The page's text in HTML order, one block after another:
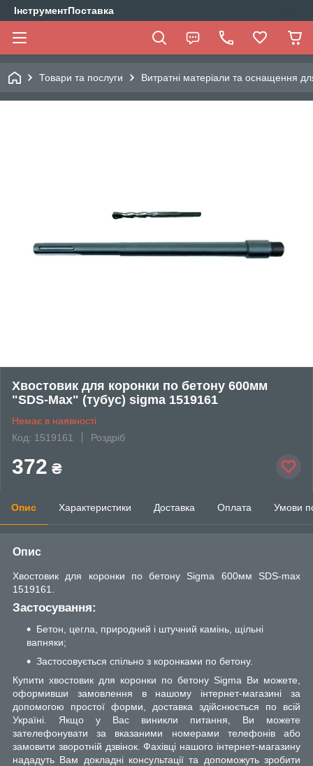
ІнструментПоставка
Товари та послуги Витратні матеріали та оснащення
Хвостовик для коронки по бетону 600мм
"SDS-Max" (тубус) sigma 1519161
Немає в наявності
Код: 1519161
Роздріб
372 ₴
Опис Характеристики Доставка Оплата Умови
Опис
Хвостовик для коронки по бетону Sigma 600мм SDS-max
1519161.
Застосування:
Бетон, цегла, природний і штучний камінь, щільні
вапняки;
Застосовується спільно з коронками по бетону.
Купити хвостовик для коронки по бетону Sigma Ви можете,
оформивши замовлення в нашому інтернет-магазині за
допомогою простої форми, доставка здійснюється по всій
Україні. Якщо у Вас виникли питання, Ви можете
зателефонувати за вказаними номерами телефонів або
замовити зворотній дзвінок. Фахівці нашого інтернет-магазину
нададуть Вам докладні консультації та допоможуть зробити